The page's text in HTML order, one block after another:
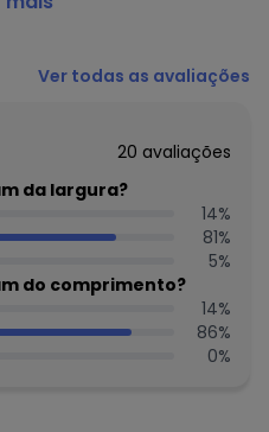
94% viscose
é o menor oferecido em
tamanho disponível.
N/D*
N/D*
N/D*
N/D*
Ver todas as avaliações
20 avaliações
da largura?
14%
81%
5%
do comprimento?
14%
86%
0%